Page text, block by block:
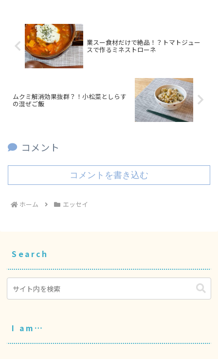
業スー食材だけで絶品！？トマトジュー
スで作るミネストローネ
ムクミ解消効果抜群？！小松菜としらす
の混ぜご飯
コメント
コメントを書き込む
ホーム エッセイ
Search
I am…